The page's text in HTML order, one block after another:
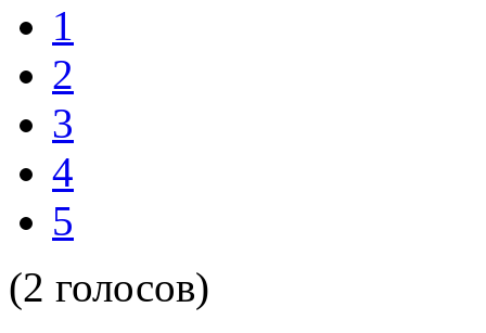
1
2
3
4
5
(2 голосов)